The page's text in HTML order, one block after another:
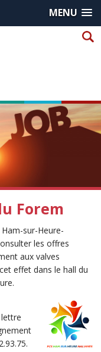
MENU
Forem
sur-Heure-
les offres
aux valves
effet dans le hall du